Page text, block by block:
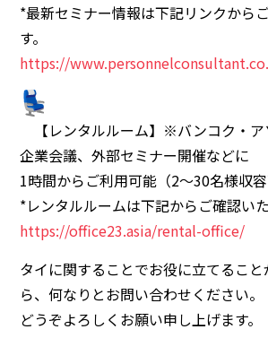
*最新セミナー情報は下記リンクから
す。
https://
【レンタルルーム】※バンコク・ア
企業会議、外部セミナー開催などに
1時間からご利用可能（2～30名様収容
*レンタルルームは下記からご確認いた
https://office23.asia/rental-office/
タイに関することでお役に立てるこ
ら、何なりとお問い合わせください。
どうぞよろしくお願い申し上げます。